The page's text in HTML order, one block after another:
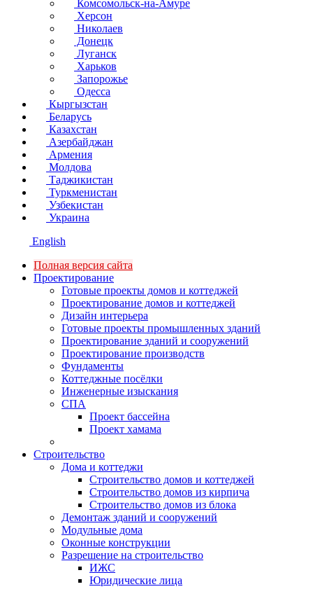
Комсомольск-на-Амуре
Херсон
Николаев
Донецк
Луганск
Харьков
Запорожье
Одесса
Кыргызстан
Беларусь
Казахстан
Азербайджан
Армения
Молдова
Таджикистан
Туркменистан
Узбекистан
Украина
English
Полная версия сайта
Проектирование
Готовые проекты домов и коттеджей
Проектирование домов и коттеджей
Дизайн интерьера
Готовые проекты промышленных зданий
Проектирование зданий и сооружений
Проектирование производств
Фундаменты
Коттеджные посёлки
Инженерные изыскания
СПА
Проект бассейна
Проект хамама
Строительство
Дома и коттеджи
Строительство домов и коттеджей
Строительство домов из кирпича
Строительство домов из блока
Демонтаж зданий и сооружений
Модульные дома
Оконные конструкции
Разрешение на строительство
ИЖС
Юридические лица